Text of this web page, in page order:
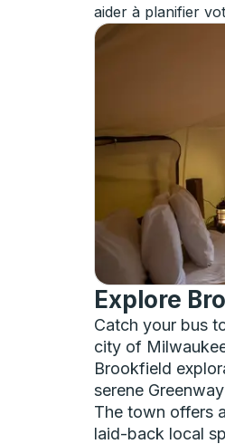
aider à planifier
Explore
Catch your bus
city of
Brookfield
serene
The town offers
laid-back local